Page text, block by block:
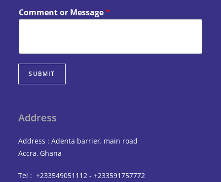
Comment or Message*
SUBMIT
Address
Address : Adenta barrier, main road
Accra, Ghana
Tel : +233549051112 - +233591757772